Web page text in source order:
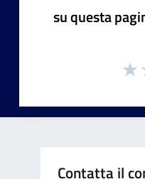
su questa
Contatta il